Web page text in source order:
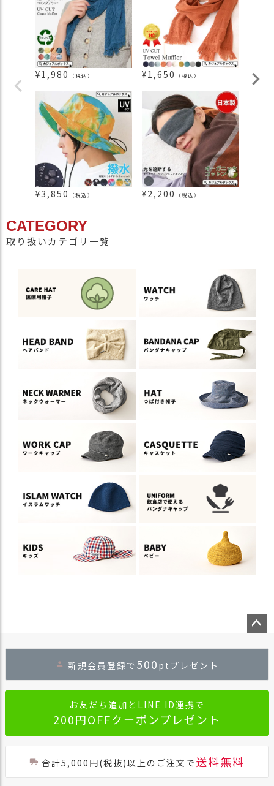
¥1,980 （税込） ¥1,650 （税込） ¥
¥3,850 （税込） ¥2,200 （税込）
CATEGORY
取り扱いカテゴリ一覧
ジト
へ
新規会員登録で 500 ptプレゼント
お友だち追加とLINE ID連携で
200円OFFクーポンプレゼント
合計5,000円(税抜)以上のご注文で 送料無料